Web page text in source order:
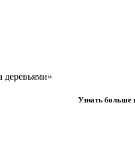
Узнать больше